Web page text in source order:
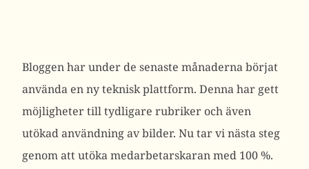
Bloggen har under de senaste månaderna börjat
använda en ny teknisk plattform. Denna har gett
möjligheter till tydligare rubriker och även
utökad användning av bilder. Nu tar vi nästa steg
genom att utöka medarbetarskaran med 100 %.